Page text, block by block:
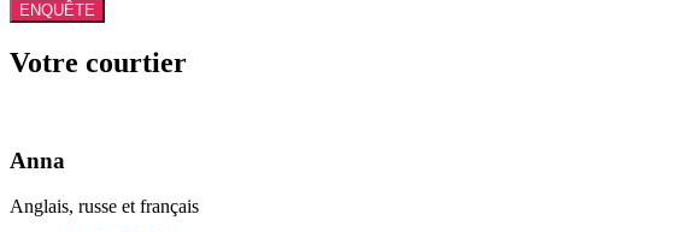
ENQUÊTE
Votre courtier
Anna
Anglais, russe et français